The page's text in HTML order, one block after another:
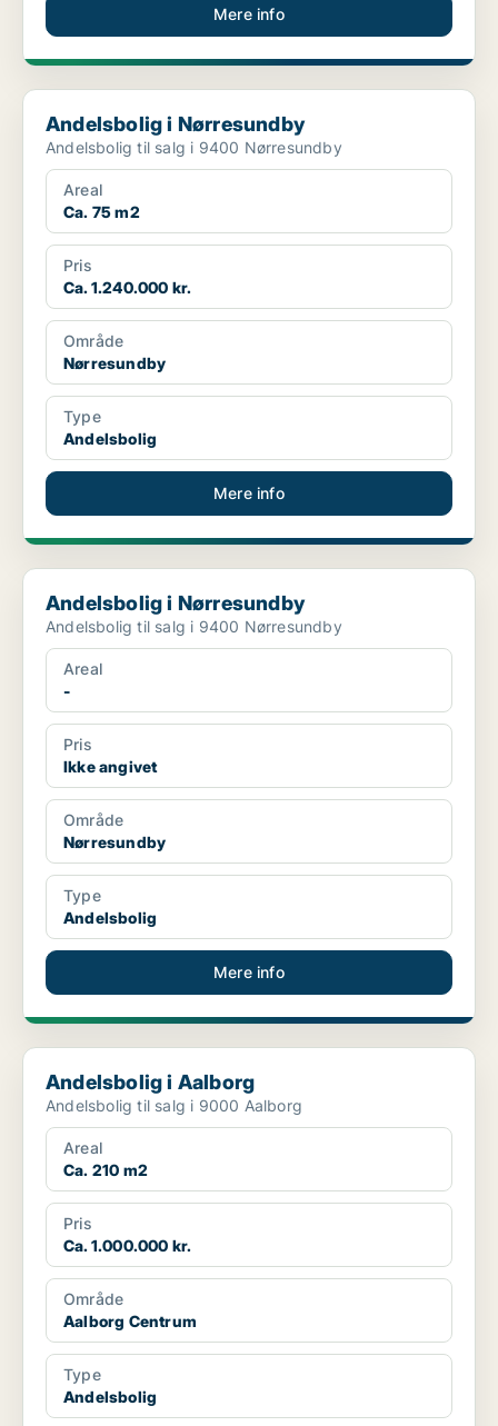
Mere info
Andelsbolig i Nørresundby
Andelsbolig i Nørresundby
Andelsbolig til salg i 9400 Nørresundby
Areal
Ca. 75 m2
Pris
Ca. 1.240.000 kr.
Område
Nørresundby
Type
Andelsbolig
Mere info
Andelsbolig i Nørresundby
Andelsbolig i Nørresundby
Andelsbolig til salg i 9400 Nørresundby
Areal
-
Pris
Ikke angivet
Område
Nørresundby
Type
Andelsbolig
Mere info
Andelsbolig i Aalborg
Andelsbolig i Aalborg
Andelsbolig til salg i 9000 Aalborg
Areal
Ca. 210 m2
Pris
Ca. 1.000.000 kr.
Område
Aalborg Centrum
Type
Andelsbolig